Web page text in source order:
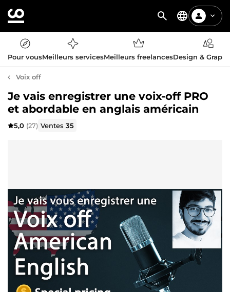
Pour vousMeilleurs servicesMeilleurs freelancesDesign &
Voix off
Je vais enregistrer une voix-off PRO
et abordable en anglais américain
5,0 (27) Ventes35